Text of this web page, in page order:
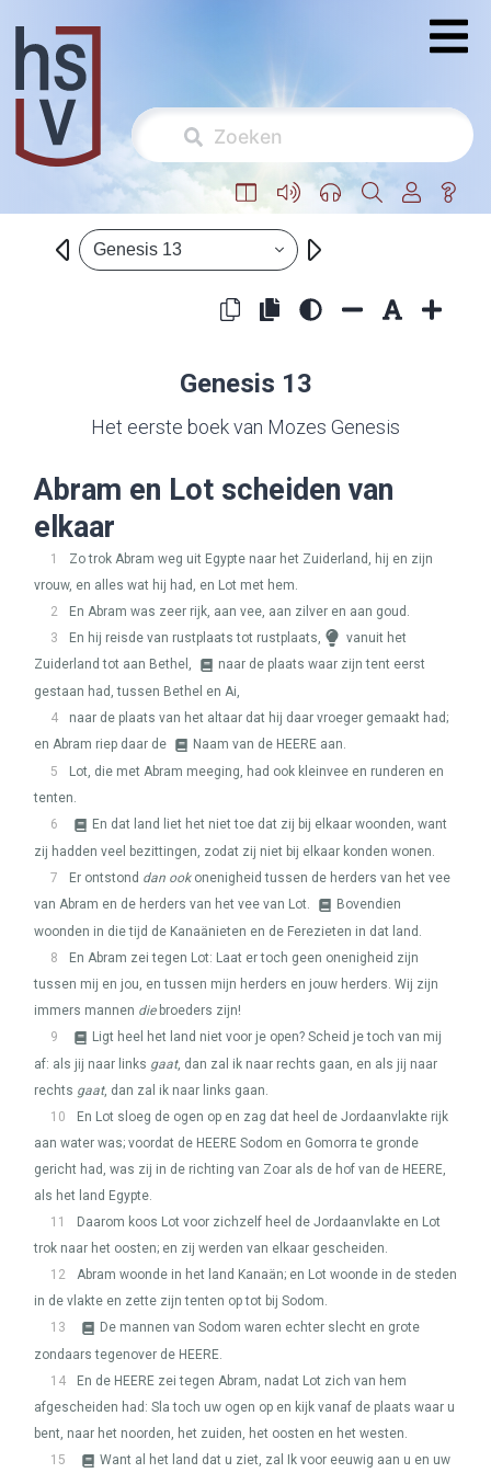
Genesis 13
Genesis 13
Het eerste boek van Mozes Genesis
Abram en Lot scheiden van
elkaar
1
Zo trok Abram weg uit Egypte naar het Zuiderland, hij en zijn
vrouw, en alles wat hij had, en Lot met hem.
2
En Abram was zeer rijk, aan vee, aan zilver en aan goud.
3
En hij reisde van rustplaats tot rustplaats,
vanuit het
Zuiderland tot aan Bethel,
naar de plaats waar zijn tent eerst
gestaan had, tussen Bethel en Ai,
4
naar de plaats van het altaar dat hij daar vroeger gemaakt had;
en Abram riep daar de
Naam van de HEERE aan.
5
Lot, die met Abram meeging, had ook kleinvee en runderen en
tenten.
6
En dat land liet het niet toe dat zij bij elkaar woonden, want
zij hadden veel bezittingen, zodat zij niet bij elkaar konden wonen.
7
Er ontstond dan ookonenigheid tussen de herders van het vee
van Abram en de herders van het vee van Lot.
Bovendien
woonden in die tijd de Kanaänieten en de Ferezieten in dat land.
8
En Abram zei tegen Lot: Laat er toch geen onenigheid zijn
tussen mij en jou, en tussen mijn herders en jouw herders. Wij zijn
immers mannen diebroeders zijn!
9
Ligt heel het land niet voor je open? Scheid je toch van mij
af: als jij naar links gaat, dan zal ik naar rechts gaan, en als jij naar
rechts gaat, dan zal ik naar links gaan.
10
En Lot sloeg de ogen op en zag dat heel de Jordaanvlakte rijk
aan water was; voordat de HEERE Sodom en Gomorra te gronde
gericht had, was zij in de richting van Zoar als de hof van de HEERE,
als het land Egypte.
11
Daarom koos Lot voor zichzelf heel de Jordaanvlakte en Lot
trok naar het oosten; en zij werden van elkaar gescheiden.
12
Abram woonde in het land Kanaän; en Lot woonde in de steden
in de vlakte en zette zijn tenten op tot bij Sodom.
13
De mannen van Sodom waren echter slecht en grote
zondaars tegenover de HEERE.
14
En de HEERE zei tegen Abram, nadat Lot zich van hem
afgescheiden had: Sla toch uw ogen op en kijk vanaf de plaats waar u
bent, naar het noorden, het zuiden, het oosten en het westen.
15
Want al het land dat u ziet, zal Ik voor eeuwig aan u en uw